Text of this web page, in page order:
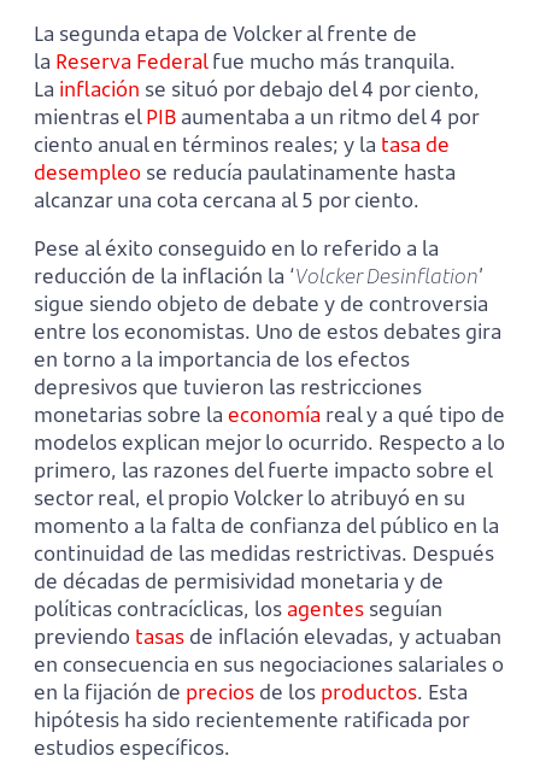
La segunda etapa de Volcker al frente de
la Reserva Federalfue mucho más tranquila.
La inflación se situó por debajo del 4 por ciento,
mientras elPIB aumentaba a un ritmo del 4 por
ciento anual en términos reales; y la tasa de
desempleo se reducía paulatinamente hasta
alcanzar una cota cercana al 5 por ciento.
Pese al éxito conseguido en lo referido a la
reducción de la inflación la ‘Volcker Desinflation’
sigue siendo objeto de debate y de controversia
entre los economistas. Uno de estos debates gira
en torno a la importancia de los efectos
depresivos que tuvieron las restricciones
monetarias sobre la economía real y a qué tipo de
modelos explican mejor lo ocurrido. Respecto a lo
primero, las razones del fuerte impacto sobre el
sector real, el propio Volcker lo atribuyó en su
momento a la falta de confianza del público en la
continuidad de las medidas restrictivas. Después
de décadas de permisividad monetaria y de
políticas contracíclicas, los agentes seguían
previendo tasas de inflación elevadas, y actuaban
en consecuencia en sus negociaciones salariales o
en la fijación de precios de los productos. Esta
hipótesis ha sido recientemente ratificada por
estudios específicos.